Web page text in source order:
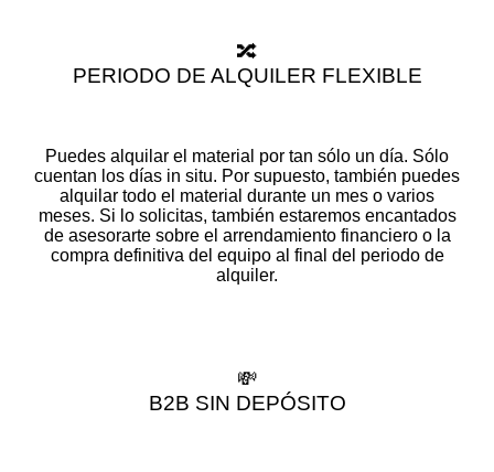
🔀
PERIODO DE ALQUILER FLEXIBLE
Puedes alquilar el material por tan sólo un día. Sólo
cuentan los días in situ. Por supuesto, también puedes
alquilar todo el material durante un mes o varios
meses. Si lo solicitas, también estaremos encantados
de asesorarte sobre el arrendamiento financiero o la
compra definitiva del equipo al final del periodo de
alquiler.
💸
B2B SIN DEPÓSITO